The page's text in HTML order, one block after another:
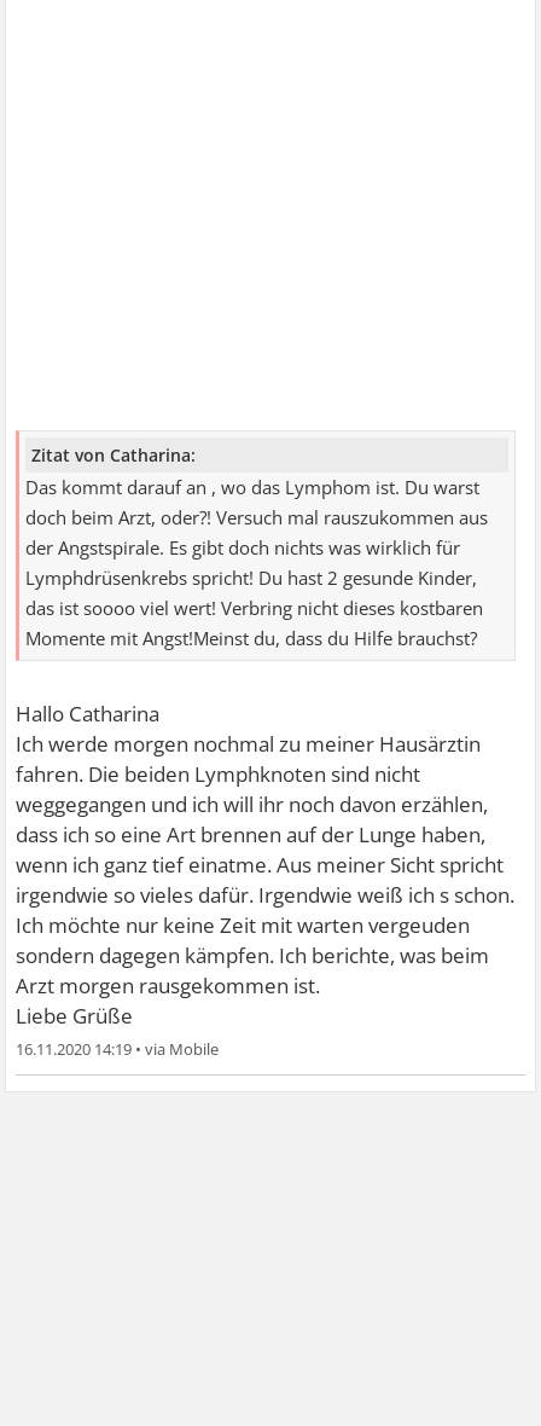
Zitat von Catharina:
Das kommt darauf an , wo das Lymphom ist. Du warst
doch beim Arzt, oder?! Versuch mal rauszukommen aus
der Angstspirale. Es gibt doch nichts was wirklich für
Lymphdrüsenkrebs spricht! Du hast 2 gesunde Kinder,
das ist soooo viel wert! Verbring nicht dieses kostbaren
Momente mit Angst!Meinst du, dass du Hilfe brauchst?
Hallo Catharina
Ich werde morgen nochmal zu meiner Hausärztin
fahren. Die beiden Lymphknoten sind nicht
weggegangen und ich will ihr noch davon erzählen,
dass ich so eine Art brennen auf der Lunge haben,
wenn ich ganz tief einatme. Aus meiner Sicht spricht
irgendwie so vieles dafür. Irgendwie weiß ich s schon.
Ich möchte nur keine Zeit mit warten vergeuden
sondern dagegen kämpfen. Ich berichte, was beim
Arzt morgen rausgekommen ist.
Liebe Grüße
16.11.2020 14:19 •